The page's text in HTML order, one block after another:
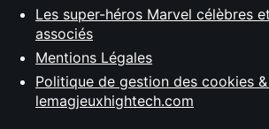
Les super-héros Marvel célèbres
associés
Mentions Légales
Politique de gestion des cookies
lemagjeuxhightech.com